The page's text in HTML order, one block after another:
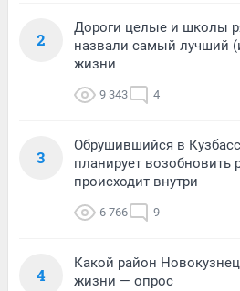
2
Дороги целые и школы
назвали самый лучший
жизни
9 343 4
3
Обрушившийся в
планирует возобновить
происходит внутри
6 766 9
4
Какой район
жизни — опрос